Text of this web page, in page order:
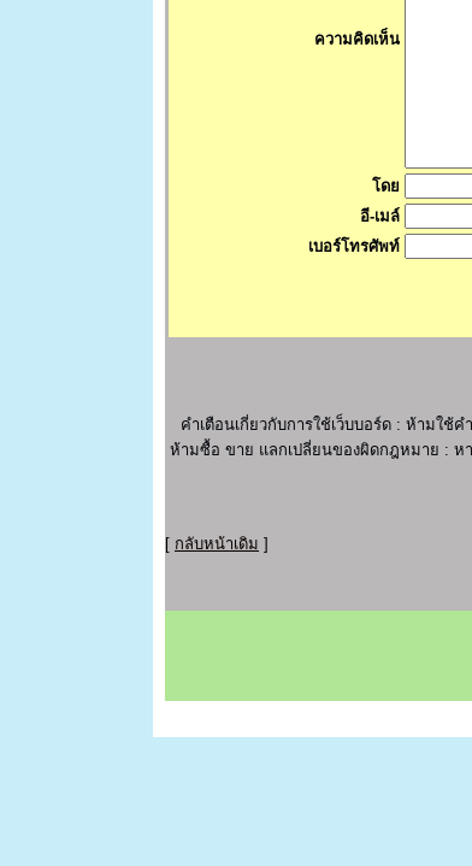
ความคิดเห็น
โดย
อี-เมล์
เบอร์โทรศัพท์
คำเตือนเกี่ยวกับการใช้เว็บบอร์ด : ห้ามใ
ห้ามซื้อ ขาย แลกเปลี่ยนของผิดกฎหมาย : ห
[ กลับหน้าเดิม ]